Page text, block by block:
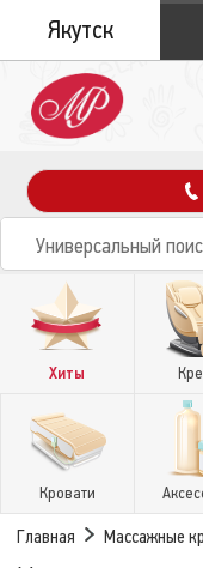
Якутск
Хиты
Кровати
Главная Массажные